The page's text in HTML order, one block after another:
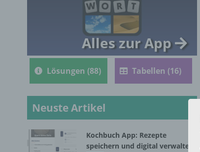
Alles zur App
Lösungen (88) Tabellen (16)
Neuste Artikel
Kochbuch App: Rezepte
speichern und digital verwalten